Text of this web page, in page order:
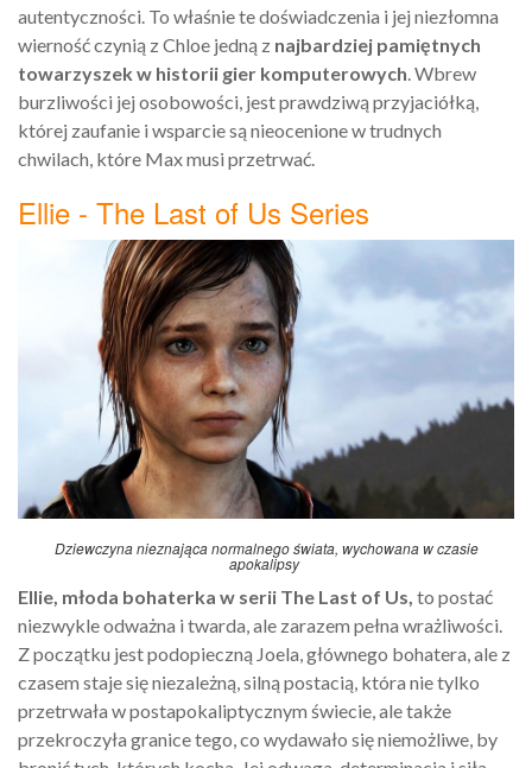
autentyczności. To właśnie te doświadczenia i jej niezłomna
wierność czynią z Chloe jedną z najbardziej pamiętnych
towarzyszek w historii gier komputerowych . Wbrew
burzliwości jej osobowości, jest prawdziwą przyjaciółką,
której zaufanie i wsparcie są nieocenione w trudnych
chwilach, które Max musi przetrwać.
Ellie - The Last of Us Series
Dziewczyna nieznająca normalnego świata, wychowana w czasie
apokalipsy
Ellie, młoda bohaterka w serii The Last of Us, to postać
niezwykle odważna i twarda, ale zarazem pełna wrażliwości.
Z początku jest podopieczną Joela, głównego bohatera, ale z
czasem staje się niezależną, silną postacią, która nie tylko
przetrwała w postapokaliptycznym świecie, ale także
przekroczyła granice tego, co wydawało się niemożliwe, by